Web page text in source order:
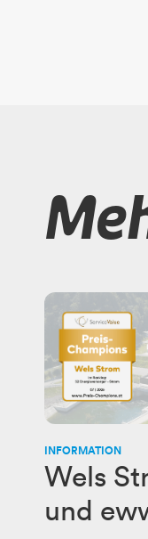
INFORMATION
Wels
und